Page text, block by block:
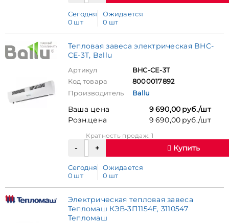
Сегодня
0 шт
Ожидается
0 шт
Тепловая завеса электрическая BHC-
CE-3T, Ballu
Артикул
BHC-CE-3T
Код товара
8000017892
Производитель
Ballu
Ваша цена
9 690,00 руб./шт
Розн.цена
9 690,00 руб./шт
Кратность продаж: 1
Купить
Сегодня
0 шт
Ожидается
0 шт
Электрическая тепловая завеса
Тепломаш КЭВ-3П1154Е, 3110547
Тепломаш